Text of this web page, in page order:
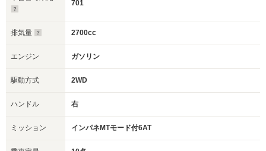
701
排気量 2700cc
エンジン ガソリン
駆動方式 2WD
ハンドル 右
ミッション インパネMTモード付6AT